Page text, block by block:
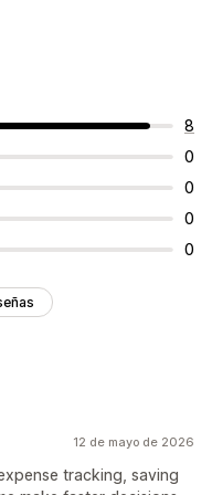
8
0
0
0
0
12 de mayo de 2026
tracking, saving